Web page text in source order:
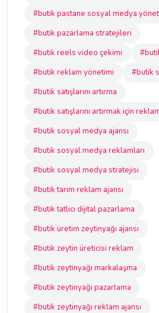
#butik pastane sosyal medya
#butik pazarlama stratejileri
#butik reels video çekimi
#butik reklam yönetimi
#butik
#butik satışlarını artırma
#butik satışlarını artırmak için
#butik sosyal medya ajansı
#butik sosyal medya reklamları
#butik sosyal medya stratejisi
#butik tarım reklam ajansı
#butik tatlıcı dijital pazarlama
#butik üretim zeytinyağı ajansı
#butik zeytin üreticisi reklam
#butik zeytinyağı markalaşma
#butik zeytinyağı pazarlama
#butik zeytinyağı reklam ajansı